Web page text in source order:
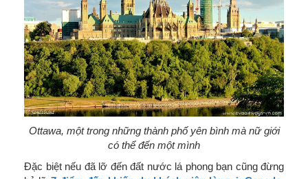
Ottawa, một trong những thành phố yên bình mà nữ giới
có thể đến một mình
Đặc biệt nếu đã lỡ đến đất nước lá phong bạn cũng đừng